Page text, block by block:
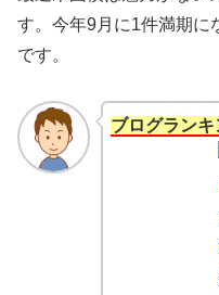
す。今年9月に1件満期に
です。
ブログラン